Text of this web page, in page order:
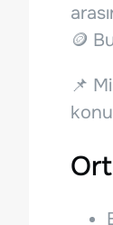
🪙
📌